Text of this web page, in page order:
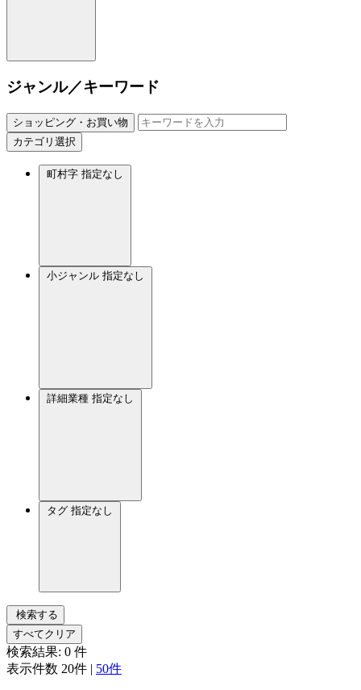
ジャンル／キーワード
ショッピング・お買い物
カテゴリ選択
町村字 指定なし
小ジャンル 指定なし
詳細業種 指定なし
タグ 指定なし
検索する
すべてクリア
検索結果: 0 件
表示件数 20件 | 50件